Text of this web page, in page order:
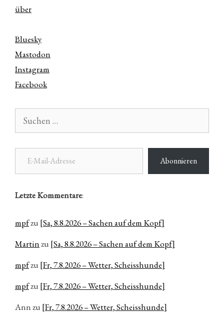
über
Bluesky
Mastodon
Instagram
Facebook
nach:
E-Mail-Adresse
Abonnieren
Letzte Kommentare:
mpfzu [Sa, 8.8.2026 – Sachen auf dem Kopf]
Martinzu [Sa, 8.8.2026 – Sachen auf dem Kopf]
mpfzu [Fr, 7.8.2026 – Wetter, Scheisshunde]
mpfzu [Fr, 7.8.2026 – Wetter, Scheisshunde]
Annzu [Fr, 7.8.2026 – Wetter, Scheisshunde]